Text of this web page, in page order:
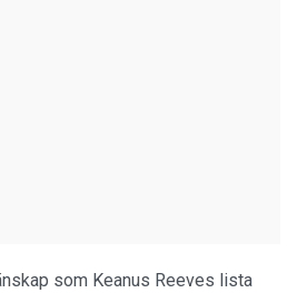
som Keanus Reeves lista